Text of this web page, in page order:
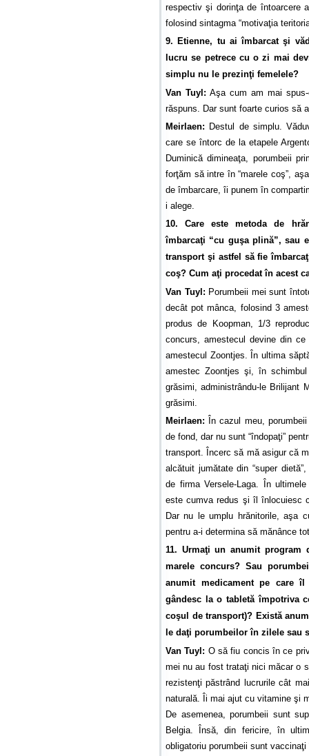
respectiv şi dorinţa de întoarcere
folosind sintagma “motivaţia
9. Etienne, tu ai îmbarcat şi
lucru se petrece cu o zi mai
simplu nu le prezinţi femelele?
Van Tuyl: Aşa cum am mai
răspuns. Dar sunt foarte curios să
Meirlaen: Destul de simplu.
care se întorc de la etapele
Duminică dimineaţa, porumbeii
forţăm să intre în “marele coş”,
de îmbarcare, îi punem în
i alege.
10. Care este metoda de
îmbarcaţi “cu guşa plină”, sau
transport şi astfel să fie
coş? Cum aţi procedat în acest
Van Tuyl: Porumbeii mei sunt
decât pot mânca, folosind 3
produs de Koopman, 1/3
concurs, amestecul devine din
amestecul Zoontjes. În ultima
amestec Zoontjes şi, în
grăsimi, administrându-le Brilijant
grăsimi.
Meirlaen: În cazul meu,
de fond, dar nu sunt “îndopaţi”
transport. Încerc să mă asigur că
alcătuit jumătate din “super
de firma Versele-Laga. În
este cumva redus şi îl înlocuiesc
Dar nu le umplu hrănitorile, aşa
pentru a-i determina să mănânce
11. Urmaţi un anumit program
marele concurs? Sau
anumit medicament pe care
gândesc la o tabletă împotriva
coşul de transport)? Există
le daţi porumbeilor în zilele sau
Van Tuyl: O să fiu concis în ce
mei nu au fost trataţi nici măcar o
rezistenţi păstrând lucrurile cât
naturală. Îi mai ajut cu vitamine şi
De asemenea, porumbeii sunt
Belgia. Însă, din fericire, în
obligatoriu porumbeii sunt